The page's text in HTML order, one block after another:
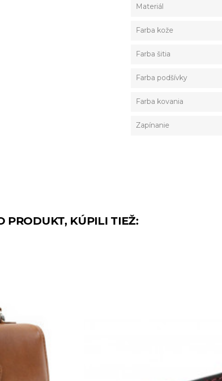
Materiál
Farba kože
Farba šitia
Farba podšívky
Farba kovania
Zapínanie
PRODUKT, KÚPILI TIEŽ: